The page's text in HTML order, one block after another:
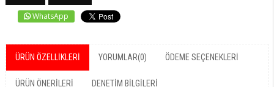
WhatsApp
ÜRÜN ÖZELLIKLERI YORUMLAR(0) ÖDEME SEÇENEKLERI
ÜRÜN ÖNERILERI DENETIM BILGILERI